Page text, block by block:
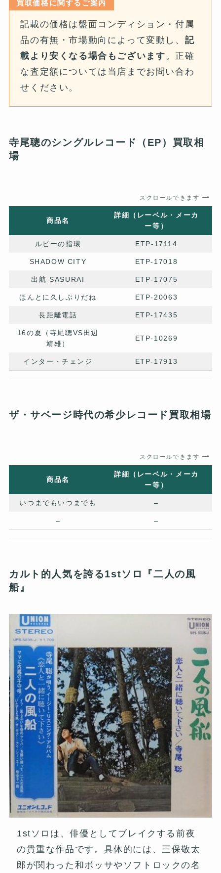
買取価格に関するご案内
記載の価格は盤面コンディション・付属
品の有無・市場動向によって変動し、 記
載より安くなる場合もございます 。正確
な査定額については当店までお問い合わ
せください。
寺尾聰のシングルレコード（EP）買取相
場
スクロールできます
商品名
詳細（レーベル・メーカ
ー等）
ルビーの指環 ETP-17114
SHADOW CITY ETP-17018
出航 SASURAI ETP-17075
ほんとに久しぶりだね ETP-20063
長距離電話 ETP-17435
16の夏（寺尾聰VS田辺
靖雄）
ETP-10269
インター・チェンジ ETP-17913
ザ・サベージ時代の希少レコード買取相場
スクロールできます
商品名
詳細（レーベル・メーカ
ー等）
いつまでもいつまでも –
– –
カルト的人気を誇る1stソロ『二人の風
船』
1stソロは、俳優としてブレイクする前夜
の貴重な作品です。具体的には、三保敬太
郎が関わった和ボッサやソフトロックの名